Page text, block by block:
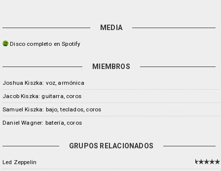
MEDIA
Disco completo en Spotify
MIEMBROS
Joshua Kiszka: voz, armónica
Jacob Kiszka: guitarra, coros
Samuel Kiszka: bajo, teclados, coros
Daniel Wagner: batería, coros
GRUPOS RELACIONADOS
Led Zeppelin